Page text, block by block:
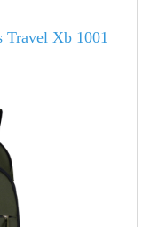
Xb 1001